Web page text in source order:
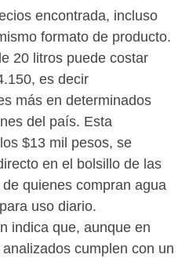
encontrada, incluso
formato de producto.
20 litros puede costar
es decir
más en determinados
del país. Esta
$13 mil pesos, se
en el bolsillo de las
quienes compran agua
uso diario.
indica que, aunque en
cumplen con un